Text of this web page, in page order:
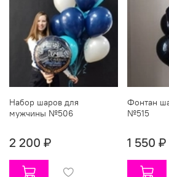
Набор шаров для
мужчины №506
2 200 ₽
Фонтан
№515
1 550 ₽